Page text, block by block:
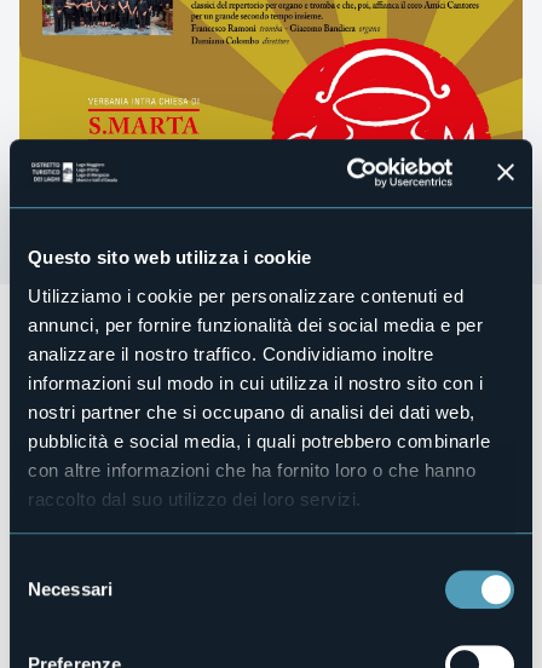
Questo sito web utilizza i cookie
Utilizziamo i cookie per personalizzare contenuti ed
annunci, per fornire funzionalità dei social media e per
analizzare il nostro traffico. Condividiamo inoltre
informazioni sul modo in cui utilizza il nostro sito con i
nostri partner che si occupano di analisi dei dati web,
pubblicità e social media, i quali potrebbero combinarle
con altre informazioni che ha fornito loro o che hanno
raccolto dal suo utilizzo dei loro servizi.
delNecessari
Lunedì 21 settembre alle ore 21.00si terrà Intra in
Concerto con ilDuo Ramoni - Bandiera e coro Amici
Ingresso a offerta libera(min. consigliato € 10)
Organizzatore
Comitato Pro Restauro Santa Marta Onlus
Luogo dell'evento
SANTA-MARTA-INTRA-in-CONCERT…